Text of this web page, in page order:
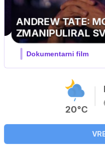
20°C